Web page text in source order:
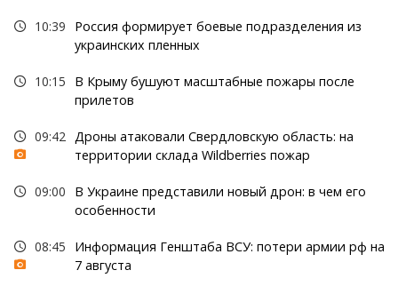
10:39
Россия формирует боевые подразделения из
украинских пленных
10:15
В Крыму бушуют масштабные пожары после
прилетов
09:42 Дроны атаковали Свердловскую область: на
территории склада Wildberries пожар
09:00
В Украине представили новый дрон: в чем его
особенности
08:45
Информация Генштаба ВСУ: потери армии рф на
7 августа